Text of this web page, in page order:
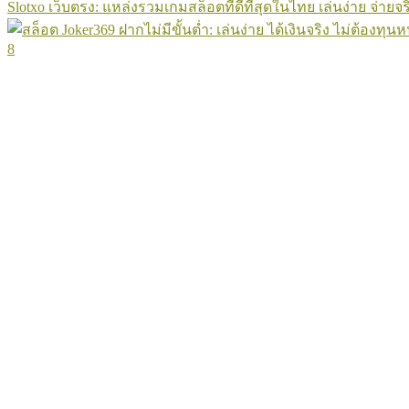
Slotxo เว็บตรง: แหล่งรวมเกมสล็อตที่ดีที่สุดในไทย เล่นง่าย จ่ายจ
8